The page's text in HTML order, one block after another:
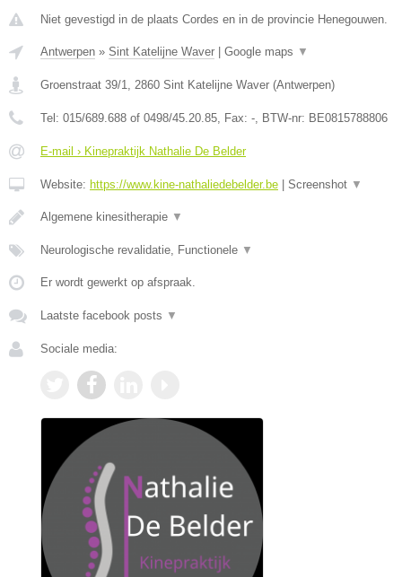
Niet gevestigd in de plaats Cordes en in de provincie Henegouwen.
Antwerpen » Sint Katelijne Waver Google maps ▼
Groenstraat 39/1, 2860 Sint Katelijne Waver (Antwerpen)
Tel: 015/689.688 of 0498/45.20.85, Fax: -, BTW-nr: BE0815788806
E-mail › Kinepraktijk Nathalie De Belder
Website: https://www.kine-nathaliedebelder.be Screenshot ▼
Algemene kinesitherapie ▼
Neurologische revalidatie, Functionele ▼
Er wordt gewerkt op afspraak.
Laatste facebook posts ▼
Sociale media: